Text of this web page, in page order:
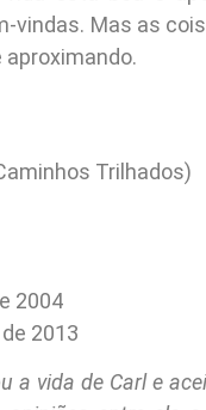
vindas. Mas as
Trilhados)
2004
2013
a vida de Carl e